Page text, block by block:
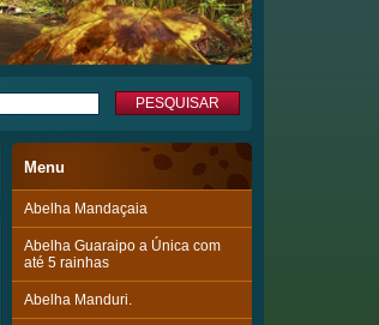
Menu
Abelha Mandaçaia
Abelha Guaraipo a Única com
até 5 rainhas
Abelha Manduri.